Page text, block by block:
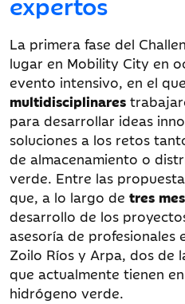
La primera fase del
lugar en Mobility City en
evento intensivo, en el que
multidisciplinares
para desarrollar ideas
soluciones a los retos
de almacenamiento o
verde. Entre las
que, a lo largo de tres
desarrollo de los
asesoría de profesionales
Zoilo Ríos y Arpa, dos de
que actualmente tienen
hidrógeno verde.